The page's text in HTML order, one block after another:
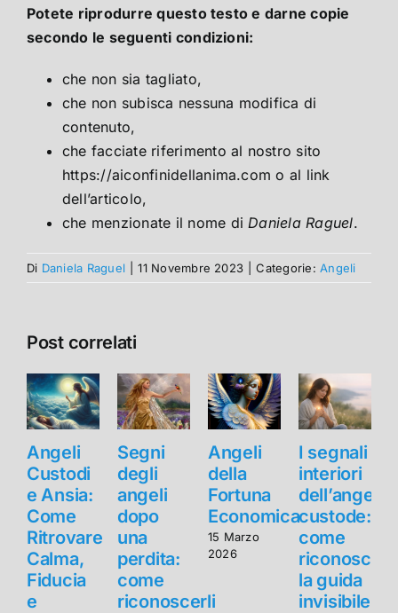
Potete riprodurre questo testo e darne copie
secondo le seguenti condizioni:
che non sia tagliato,
che non subisca nessuna modifica di
contenuto,
che facciate riferimento al nostro sito
https://aiconfinidellanima.com o al link
dell’articolo,
che menzionate il nome diDaniela Raguel.
Di Daniela Raguel 11 Novembre 2023 Categorie:Angeli
Post correlati
Angeli
Custodi
e Ansia:
Come
Ritrovare
Calma,
Fiducia
e
Segni
degli
angeli
dopo
una
perdita:
come
riconoscerli
Angeli
della
Fortuna
Economica
15 Marzo
2026
I segnali
interiori
dell’angelo
custode:
come
riconoscere
la guida
invisibile